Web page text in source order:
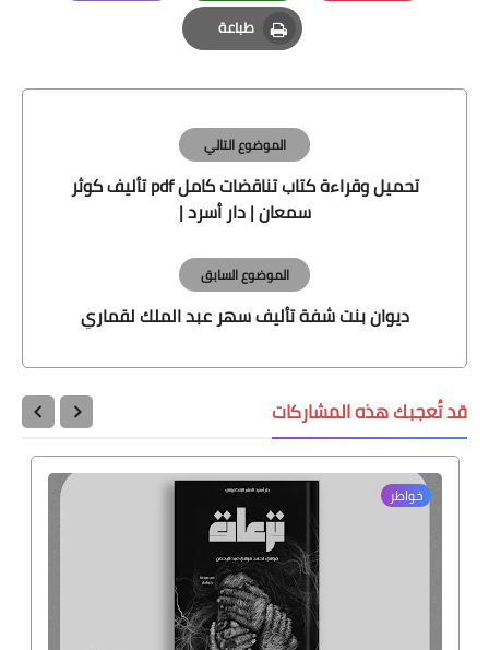
Pinterest
Whatsapp
Email
طباعة
Print
الموضوع التالي
تحميل وقراءة كتاب تناقضات كامل pdf تأليف كوثر
سمعان | دار أسرد |
الموضوع السابق
ديوان بنت شفة تأليف سهر عبد الملك لقماري
قد تُعجبك هذه المشاركات
خواطر